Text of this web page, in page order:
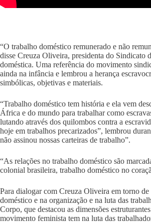
“O trabalho doméstico remunerado e não
disse Creuza Oliveira, presidenta do Sindicato
doméstica. Uma referência do movimento
ainda na infância e lembrou a herança
simbólicas, objetivas e materiais.
“Trabalho doméstico tem história e ela vem
África e do mundo para trabalhar como
lutando através dos quilombos contra a
hoje em trabalhos precarizados”, lembrou
não assinou nossas carteiras de trabalho”.
“As relações no trabalho doméstico são
colonial brasileira, trabalho doméstico no
Para dialogar com Creuza Oliveira em torno
doméstico e na organização e na luta das
Corpo, que destacou as dimensões
movimento feminista tem na luta das